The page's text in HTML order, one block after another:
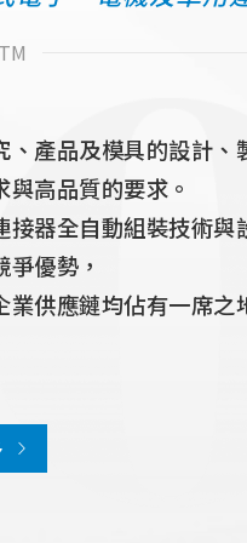
產品及模具的設計、
高品質的要求。
器全自動組裝技術與
優勢，
供應鏈均佔有一席之